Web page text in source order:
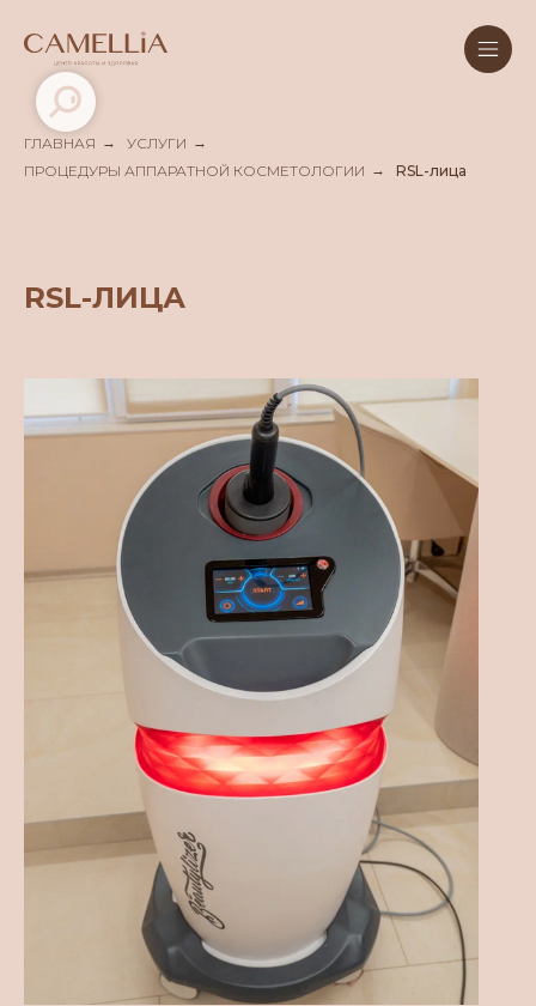
ГЛАВНАЯ → УСЛУГИ →
ПРОЦЕДУРЫ АППАРАТНОЙ КОСМЕТОЛОГИИ → RSL-лица
RSL-ЛИЦА